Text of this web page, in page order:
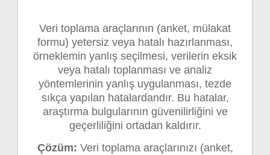
Veri toplama araçlarının (anket, mülakat
formu) yetersiz veya hatalı hazırlanması,
örneklemin yanlış seçilmesi, verilerin eksik
veya hatalı toplanması ve analiz
yöntemlerinin yanlış uygulanması, tezde
sıkça yapılan hatalardandır. Bu hatalar,
araştırma bulgularının güvenilirliğini ve
geçerliliğini ortadan kaldırır.
Çözüm: Veri toplama araçlarınızı (anket,